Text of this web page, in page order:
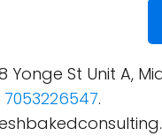
Yonge St Unit A,
7053226547.